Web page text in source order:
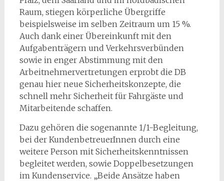
Raum, stiegen körperliche Übergriffe
beispielsweise im selben Zeitraum um 15 %.
Auch dank einer Übereinkunft mit den
Aufgabenträgern und Verkehrsverbünden
sowie in enger Abstimmung mit den
Arbeitnehmervertretungen erprobt die DB
genau hier neue Sicherheitskonzepte, die
schnell mehr Sicherheit für Fahrgäste und
Mitarbeitende schaffen.
Dazu gehören die sogenannte 1/1-Begleitung,
bei der KundenbetreuerInnen durch eine
weitere Person mit Sicherheitskenntnissen
begleitet werden, sowie Doppelbesetzungen
im Kundenservice. „Beide Ansätze haben